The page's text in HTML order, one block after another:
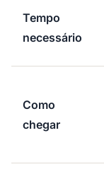
Tempo
necessário
Como
chegar